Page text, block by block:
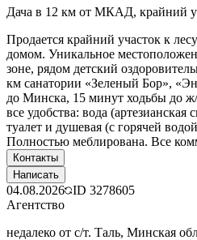
Дача в 12 км от МКАД, крайний
Продается крайний участок к
домом. Уникальное
зоне, рядом детский
км санатории «Зеленый Бор»,
до Минска, 15 минут ходьбы до
все удобства: вода
туалет и душевая (с горячей
Полностью меблирована. Все
Контакты
Написать
04.08.2026 ID 3278605
Агентство
недалеко от с/т. Таль, Минская